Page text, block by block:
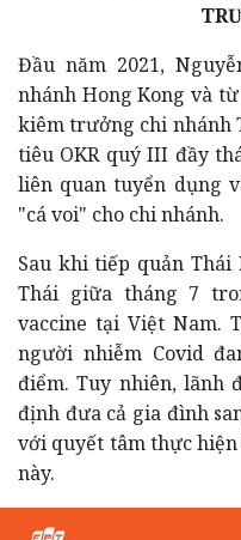
Đầu năm 2021,
nhánh Hong Kong và
kiêm trưởng chi nhánh
tiêu OKR quý III đầy
liên quan tuyển dụng
"cá voi" cho chi nhánh.
Sau khi tiếp quản Thái
Thái giữa tháng 7
vaccine tại Việt Nam.
người nhiễm Covid
điểm. Tuy nhiên, lãnh
định đưa cả gia đình
với quyết tâm thực
này.